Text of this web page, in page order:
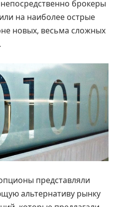
брокеры
на наиболее острые
новых, весьма сложных
представляли
альтернативу рынку